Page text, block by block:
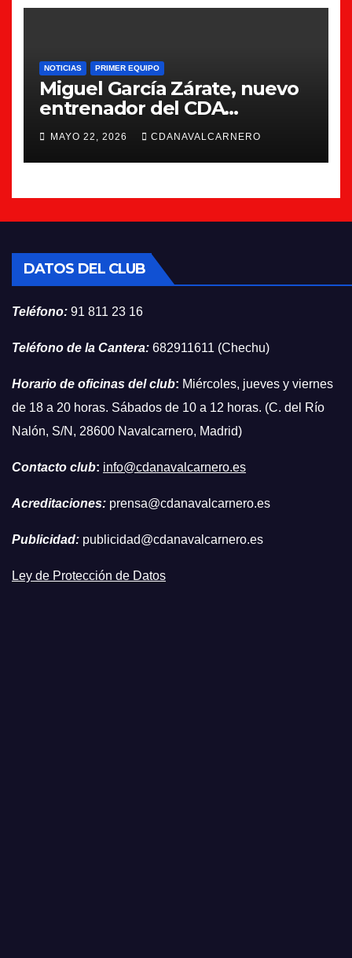
NOTICIAS PRIMER EQUIPO
Miguel García Zárate, nuevo
entrenador del CDA
Navalcarnero
MAYO 22, 2026 CDANAVALCARNERO
DATOS DEL CLUB
Teléfono: 91 811 23 16
Teléfono de la Cantera: 682911611 (Chechu)
Horario de oficinas del club: Miércoles, jueves y viernes
de 18 a 20 horas. Sábados de 10 a 12 horas. (C. del Río
Nalón, S/N, 28600 Navalcarnero, Madrid)
Contacto club: info@cdanavalcarnero.es
Acreditaciones: prensa@cdanavalcarnero.es
Publicidad: publicidad@cdanavalcarnero.es
Ley de Protección de Datos